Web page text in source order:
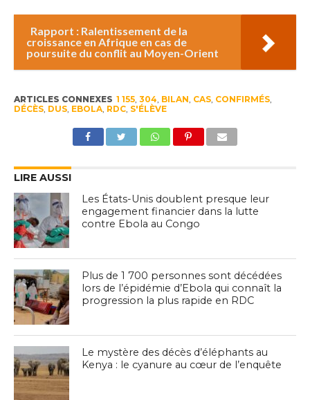
Rapport : Ralentissement de la
croissance en Afrique en cas de
poursuite du conflit au Moyen-Orient
ARTICLES CONNEXES 1 155, 304, BILAN, CAS, CONFIRMÉS,
DÉCÈS, DUS, EBOLA, RDC, S'ÉLÈVE
LIRE AUSSI
Les États-Unis doublent presque leur
engagement financier dans la lutte
contre Ebola au Congo
Plus de 1 700 personnes sont décédées
lors de l’épidémie d’Ebola qui connaît la
progression la plus rapide en RDC
Le mystère des décès d’éléphants au
Kenya : le cyanure au cœur de l’enquête